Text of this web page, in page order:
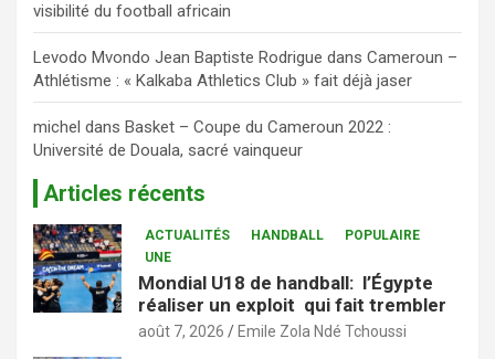
visibilité du football africain
Levodo Mvondo Jean Baptiste Rodrigue dans Cameroun –
Athlétisme : « Kalkaba Athletics Club » fait déjà jaser
michel dans Basket – Coupe du Cameroun 2022 :
Université de Douala, sacré vainqueur
Articles récents
ACTUALITÉS HANDBALL
POPULAIRE
UNE
Mondial U18 de handball: l’Égypte
réaliser un exploit qui fait trembler
août 7, 2026 Emile Zola Ndé Tchoussi